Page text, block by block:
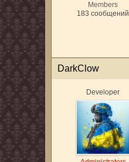
Members
183 сообщений
DarkClow
Developer